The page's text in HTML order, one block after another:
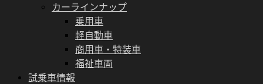
カーラインナップ
乗用車
軽自動車
商用車・特装車
福祉車両
試乗車情報